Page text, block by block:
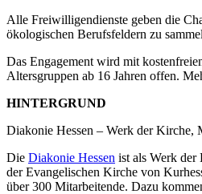
Alle Freiwilligendienste geben die
ökologischen Berufsfeldern zu
Das Engagement wird mit
Altersgruppen ab 16 Jahren offen.
HINTERGRUND
Diakonie Hessen – Werk der Kirche,
Die Diakonie Hessen ist als Werk der
der Evangelischen Kirche von
über 300 Mitarbeitende. Dazu